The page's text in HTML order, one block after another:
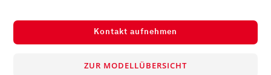
Kontakt aufnehmen
ZUR MODELLÜBERSICHT